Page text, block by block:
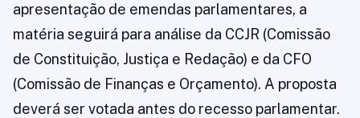
apresentação de emendas parlamentares, a
matéria seguirá para análise da CCJR (Comissão
de Constituição, Justiça e Redação) e da CFO
(Comissão de Finanças e Orçamento). A proposta
deverá ser votada antes do recesso parlamentar.